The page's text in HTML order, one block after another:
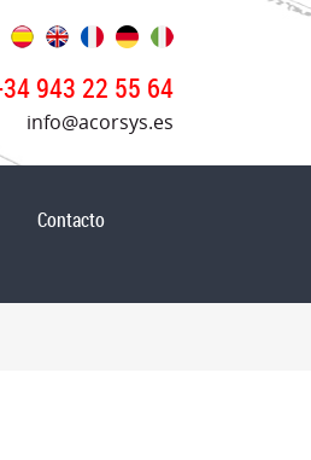
943 22 55 64
info@acorsys.es
Contacto